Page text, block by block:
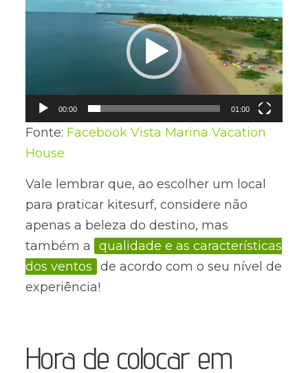
de
00:00 01:00
Fonte: Facebook Vista Marina Vacation
House
Vale lembrar que, ao escolher um local
para praticar kitesurf, considere não
apenas a beleza do destino, mas
também a
qualidade e as características
dos ventos de acordo com o seu nível de
experiência!
Hora de colocar em